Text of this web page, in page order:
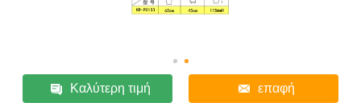
Καλύτερη τιμή επαφή